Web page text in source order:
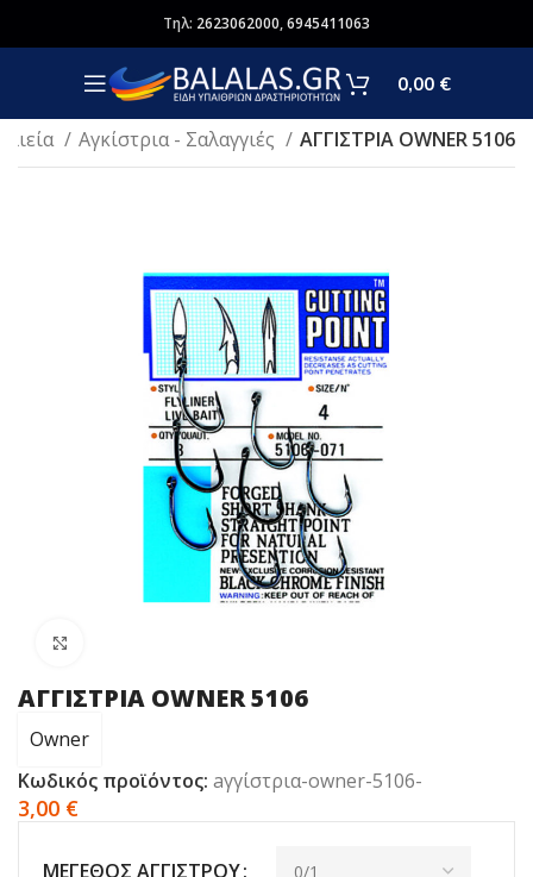
Τηλ: 2623062000,6945411063
0,00 €
Αγκίστρια - Σαλαγγιές AΓΓΙΣΤΡΙΑ OWNER 5106
AΓΓΙΣΤΡΙΑ OWNER 5106
Owner
Κωδικός προϊόντος: aγγίστρια-owner-5106-
3,00 €
ΜΈΓΕΘΟΣ ΆΓΓΙΣΤΡΟΥ